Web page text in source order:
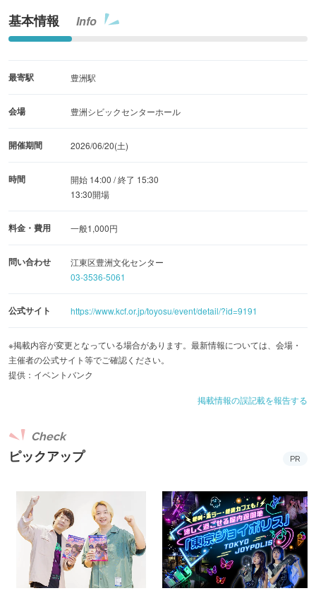
基本情報 Info
最寄駅 豊洲駅
会場 豊洲シビックセンターホール
開催期間 2026/06/20(土)
時間
開始 14:00 / 終了 15:30
13:30開場
料金・費用 一般1,000円
問い合わせ
江東区豊洲文化センター
03-3536-5061
公式サイト https://www.kcf.or.jp/toyosu/event/detail/?id=9191
※掲載内容が変更となっている場合があります。最新情報については、会場・
主催者の公式サイト等でご確認ください。
提供：イベントバンク
掲載情報の誤記載を報告する
ピックアップ
Check
PR